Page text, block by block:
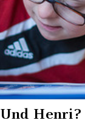
Und Henri?